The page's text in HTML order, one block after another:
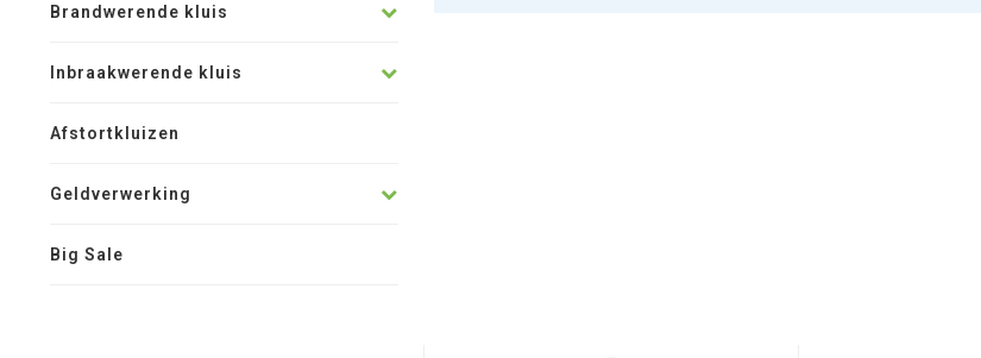
Brandwerende kluis
Inbraakwerende kluis
Afstortkluizen
Geldverwerking
Big Sale